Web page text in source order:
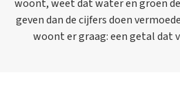
woont, weet dat water en groen
geven dan de cijfers doen
woont er graag: een getal dat